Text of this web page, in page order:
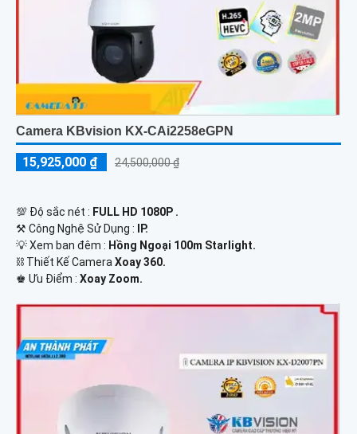
Camera KBvision KX-CAi2258eGPN
15,925,000 ₫ 24,500,000 ₫
💯 Độ sắc nét : FULL HD 1080P .
⚒ Công Nghệ Sử Dụng :
IP.
💡 Xem ban đêm : Hồng Ngoại 100m Starlight.
⛓ Thiết Kế CameraXoay 360.
️♚ Ưu Điểm : Xoay Zoom.